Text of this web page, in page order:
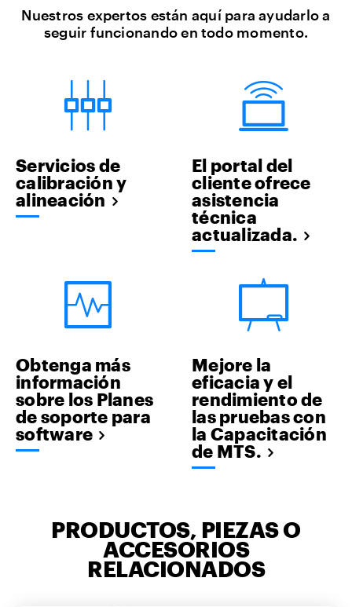
Nuestros expertos están aquí para ayudarlo a
seguir funcionando en todo momento.
Servicios de
calibración y
alineación
El portal del
cliente ofrece
asistencia
técnica
actualizada.
Obtenga más
información
sobre los Planes
de soporte para
software
Mejore la
eficacia y el
rendimiento de
las pruebas con
la Capacitación
de MTS.
PRODUCTOS, PIEZAS O
ACCESORIOS
RELACIONADOS